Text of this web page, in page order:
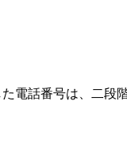
電話番号は、二